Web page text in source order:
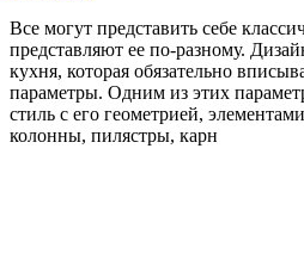
Все могут представить себе
представляют ее по-разному.
кухня, которая обязательно
параметры. Одним из этих
стиль с его геометрией,
колонны, пилястры, карн